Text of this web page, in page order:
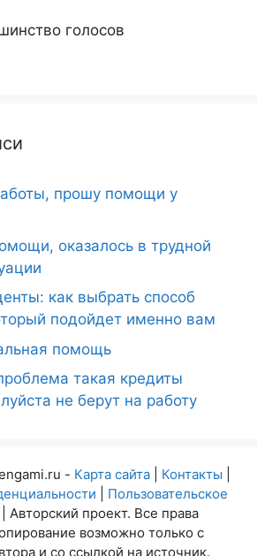
голосов
прошу помощи у
оказалось в трудной
как выбрать способ
подойдет именно вам
помощь
такая кредиты
не берут на работу
- Карта сайта| Контакты
Пользовательское
| Авторский проект. Все права
возможно только с
и со ссылкой на источник.